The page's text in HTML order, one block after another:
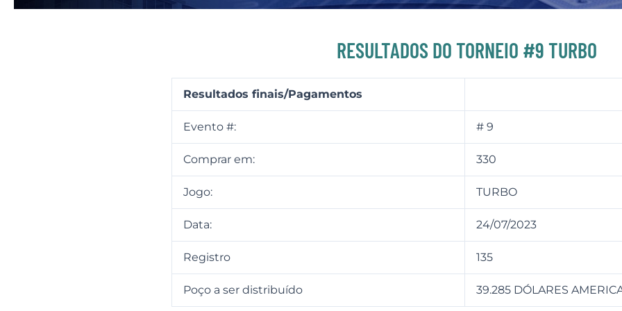
RESULTADOS DO TORNEIO #9 TURBO
Resultados finais/Pagamentos
Evento #: # 9
Comprar em: 330
Jogo: TURBO
Data: 24/07/2023
Registro 135
Poço a ser distribuído 39.285 DÓLARES